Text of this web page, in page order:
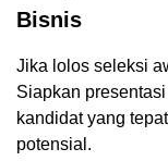
Bisnis
Jika lolos seleksi
Siapkan
kandidat yang
potensial.